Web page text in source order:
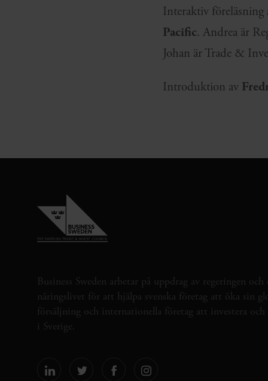
Interaktiv föreläsning
Pacific. Andrea är
Johan är Trade &
Introduktion av
Business Sweden arbetar på uppdrag av regeringen
näringslivet för att hjälpa svenska företag att öka sin
försäljning och internationella företag att investera och
i Sverige.